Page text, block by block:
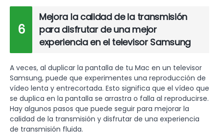
6
Mejora la calidad de la transmisión
para disfrutar de una mejor
experiencia en el televisor Samsung
A veces, al duplicar la pantalla de tu Mac en un televisor
Samsung, puede que experimentes una reproducción de
vídeo lenta y entrecortada. Esto significa que el vídeo que
se duplica en la pantalla se arrastra o falla al reproducirse.
Hay algunos pasos que puede seguir para mejorar la
calidad de la transmisión y disfrutar de una experiencia
de transmisión fluida.